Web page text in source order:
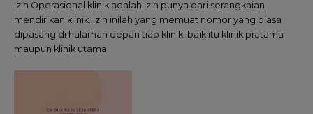
Izin Operasional klinik adalah izin punya dari serangkaian
mendirikan klinik. Izin inilah yang memuat nomor yang biasa
dipasang di halaman depan tiap klinik, baik itu klinik pratama
maupun klinik utama